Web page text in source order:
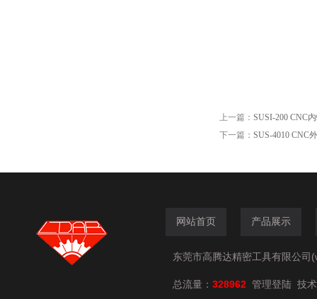
上一篇： SUSI-200 CNC
下一篇： SUS-4010 CNC
网站首页 产品展示
东莞市高腾达精密工具有限公司
总流量： 328962 管理登陆 技